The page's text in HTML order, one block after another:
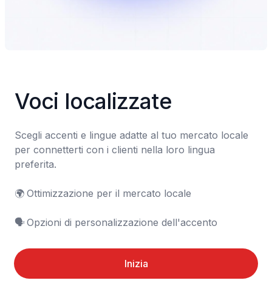
Voci localizzate
Scegli accenti e lingue adatte al tuo mercato locale
per connetterti con i clienti nella loro lingua
preferita.
🌍	Ottimizzazione per il mercato locale
🗣️	Opzioni di personalizzazione dell'accento
Inizia